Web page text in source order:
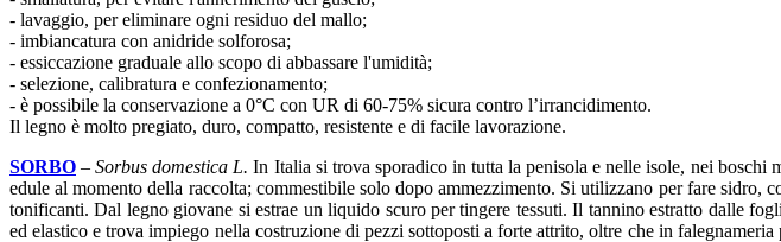
- lavaggio, per eliminare ogni residuo del mallo;
- imbiancatura con anidride solforosa;
- essiccazione graduale allo scopo di abbassare l'umidità;
- selezione, calibratura e confezionamento;
- è possibile la conservazione a 0°C con UR di 60-75% sicura contro l’irrancidimento.
Il legno è molto pregiato, duro, compatto, resistente e di facile lavorazione.
SORBO –Sorbus domestica L. In Italia si trova sporadico in tutta la penisola e nelle isole, nei
edule al momento della raccolta; commestibile solo dopo ammezzimento. Si utilizzano per fare
tonificanti. Dal legno giovane si estrae un liquido scuro per tingere tessuti. Il tannino estratto dalle
ed elastico e trova impiego nella costruzione di pezzi sottoposti a forte attrito, oltre che in